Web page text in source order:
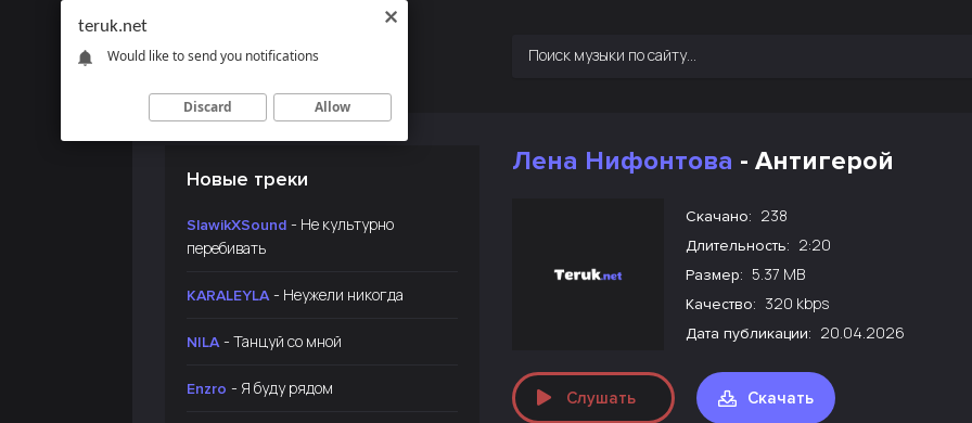
Новые треки
SlawikXSound - Не культурно
перебивать
KARALEYLA - Неужели никогда
NILA - Танцуй со мной
Enzro - Я буду рядом
Лена Нифонтова - Антигерой
Скачано: 238
Длительность: 2:20
Размер: 5.37 MB
Качество: 320 kbps
Дата публикации: 20.04.2026
Слушать Скачать
teruk.net
Would like to send you notifications
Discard Allow